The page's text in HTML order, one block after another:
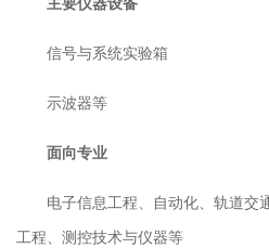
主要仪器设备
信号与系统实验箱
示波器等
面向专业
电子信息工程、自动化、轨道交
工程、测控技术与仪器等